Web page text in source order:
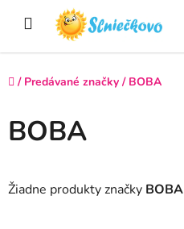
Domov
/ Predávané značky / BOBA
BOBA
Žiadne produkty značky BOBA